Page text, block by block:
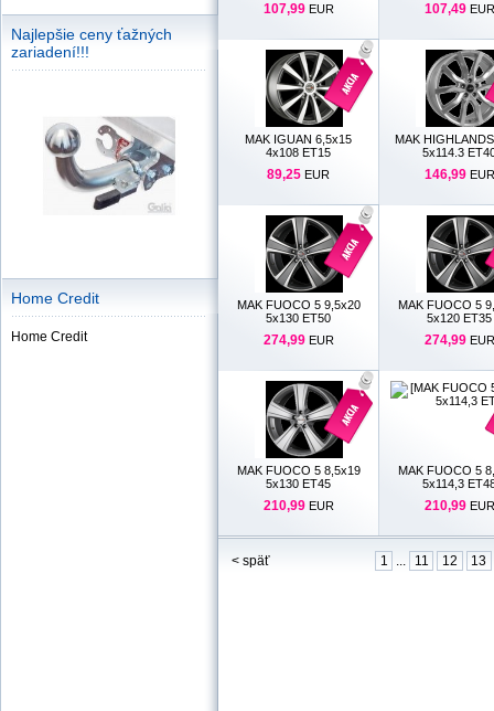
Najlepšie ceny ťažných
zariadení!!!
Home Credit
Home Credit
107,99 EUR 107,49 EUR
MAK IGUAN 6,5x15
4x108 ET15
89,25 EUR
MAK
5x114.3
146,99 EUR
MAK FUOCO 5 9,5x20
5x130 ET50
274,99 EUR
MAK FUOCO 5
5x120 ET35
274,99 EUR
MAK FUOCO 5 8,5x19
5x130 ET45
210,99 EUR
MAK FUOCO 5
5x114,3
210,99 EUR
< späť 1 ... 11 12 13